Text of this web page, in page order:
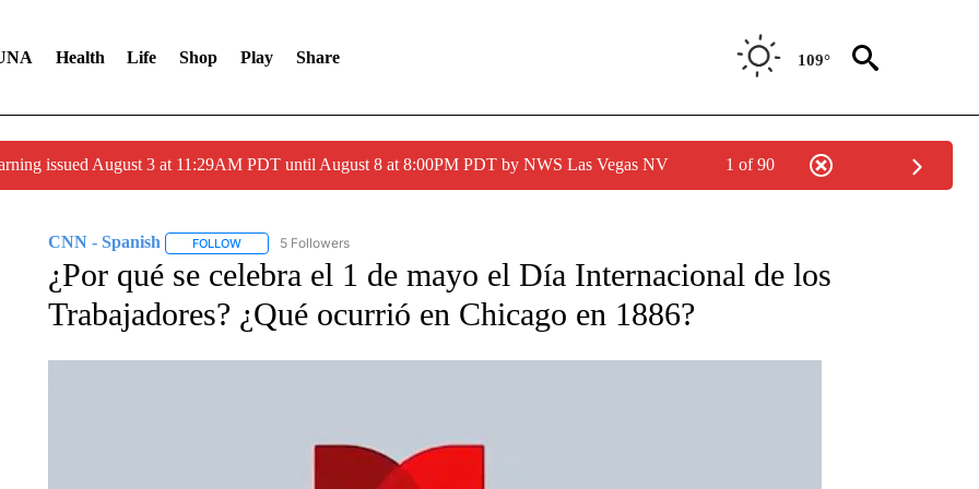
Health Life Shop Play Share 109°
issued August 3 at 11:29AM PDT until August 8 at 8:00PM PDT by NWS Las Vegas NV 1 of 90
CNN - Spanish FOLLOWFOLLOW "CNN - SPANISH" TO RECEIVE NOTIFICATIONS ABOUT NEW PAGES ON "CNN - SPANISH".
5 Followers
¿Por qué se celebra el 1 de mayo el Día Internacional de los
Trabajadores? ¿Qué ocurrió en Chicago en 1886?